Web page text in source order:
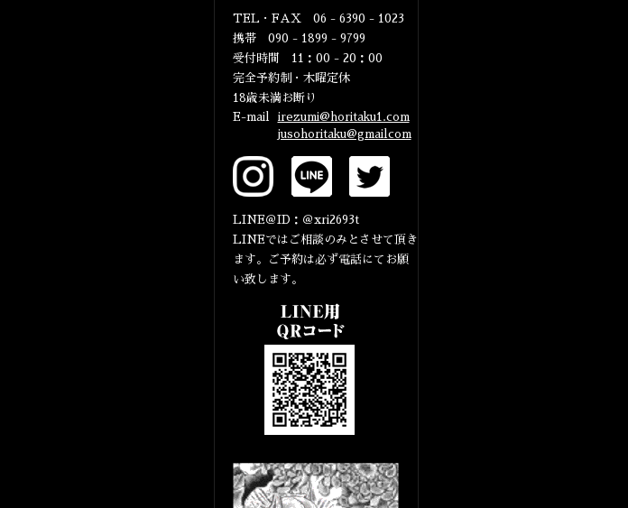
TEL・FAX 06 - 6390 - 1023
携帯 090 - 1899 - 9799
受付時間 11：00 - 20：00
完全予約制・木曜定休
18歳未満お断り
E-mail
irezumi@horitaku1.com
jusohoritaku@gmailcom
LINE＠ID：＠xri2693t
LINEではご相談のみとさせて頂き
ます。ご予約は必ず電話にてお願
い致します。